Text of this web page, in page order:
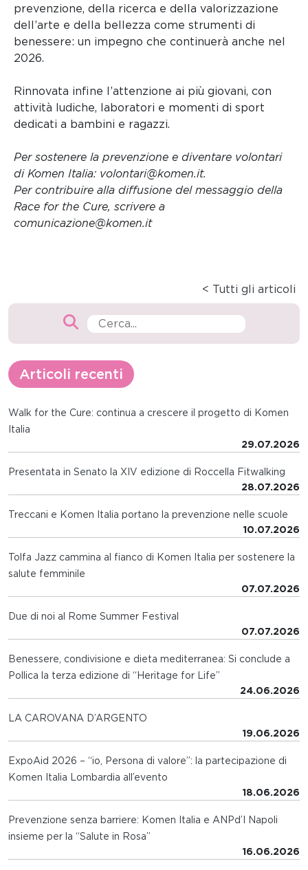
prevenzione, della ricerca e della valorizzazione
dell’arte e della bellezza come strumenti di
benessere: un impegno che continuerà anche nel
2026.
Rinnovata infine l’attenzione ai più giovani, con
attività ludiche, laboratori e momenti di sport
dedicati a bambini e ragazzi.
Per sostenere la prevenzione e diventare volontari
di Komen Italia: volontari@komen.it.
Per contribuire alla diffusione del messaggio della
Race for the Cure, scrivere a
comunicazione@komen.it
< Tutti gli articoli
Articoli recenti
Walk for the Cure: continua a crescere il progetto di Komen
Italia
29.07.2026
Presentata in Senato la XIV edizione di Roccella Fitwalking
28.07.2026
Treccani e Komen Italia portano la prevenzione nelle scuole
10.07.2026
Tolfa Jazz cammina al fianco di Komen Italia per sostenere la
salute femminile
07.07.2026
Due di noi al Rome Summer Festival
07.07.2026
Benessere, condivisione e dieta mediterranea: Si conclude a
Pollica la terza edizione di “Heritage for Life”
24.06.2026
LA CAROVANA D’ARGENTO
19.06.2026
ExpoAid 2026 – “io, Persona di valore”: la partecipazione di
Komen Italia Lombardia all’evento
18.06.2026
Prevenzione senza barriere: Komen Italia e ANPd’I Napoli
insieme per la “Salute in Rosa”
16.06.2026